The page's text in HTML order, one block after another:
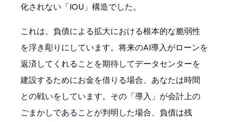
化されない「IOU」構造でした。
これは、負債による拡大における根本的な脆弱性
を浮き彫りにしています。将来のAI導入がローンを
返済してくれることを期待してデータセンターを
建設するためにお金を借りる場合、あなたは時間
との戦いをしています。その「導入」が会計上の
ごまかしであることが判明した場合、負債は残